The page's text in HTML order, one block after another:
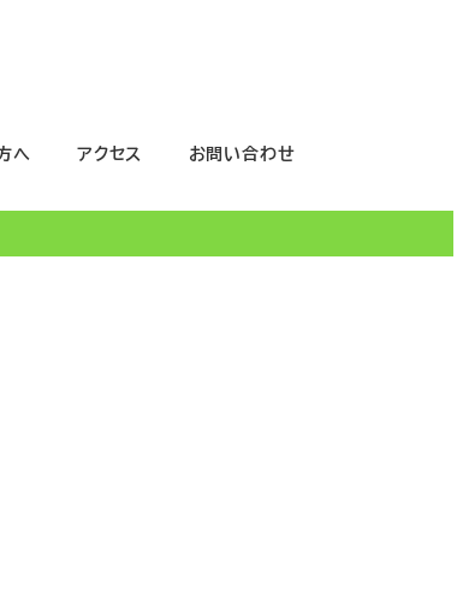
へ アクセス お問い合わせ